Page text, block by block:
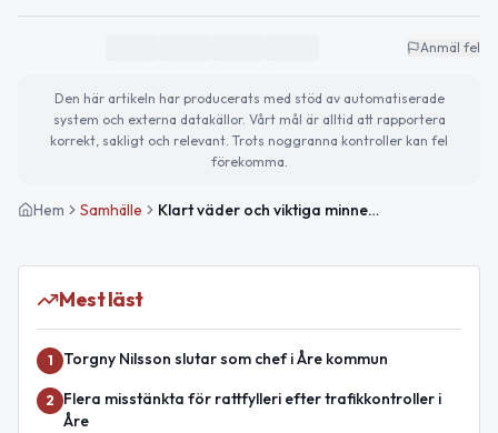
Anmäl fel
Den här artikeln har producerats med stöd av automatiserade
system och externa datakällor. Vårt mål är alltid att rapportera
korrekt, sakligt och relevant. Trots noggranna kontroller kan fel
förekomma.
Hem Samhälle Klart väder och viktiga minnesdagar i fokus idag
Mest läst
1 Torgny Nilsson slutar som chef i Åre kommun
2
Flera misstänkta för rattfylleri efter trafikkontroller i
Åre